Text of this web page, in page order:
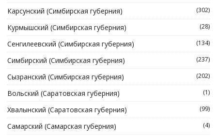
Карсунский (Симбирская губерния) (302)
Курмышский (Симбирская губерния) (28)
Сенгилеевский (Симбирская губерния) (134)
Симбирский (Симбирская губерния) (237)
Сызранский (Симбирская губерния) (202)
Вольский (Саратовская губерния) (1)
Хвалынский (Саратовская губерния) (99)
Самарский (Самарская губерния) (4)